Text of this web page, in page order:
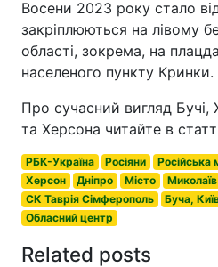
Восени 2023 року стало
закріплюються на лівому
області, зокрема, на
населеного пункту Кринки.
Про сучасний вигляд
та Херсона читайте в
РБК-Україна Росіяни Російська
Херсон
Дніпро Місто Миколаїв
СК Таврія Сімферополь
Буча,
Обласний центр
Related posts